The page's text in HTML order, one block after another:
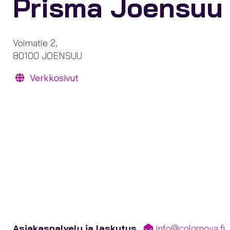
Prisma Joensuu
Voimatie 2,
80100 JOENSUU
Verkkosivut